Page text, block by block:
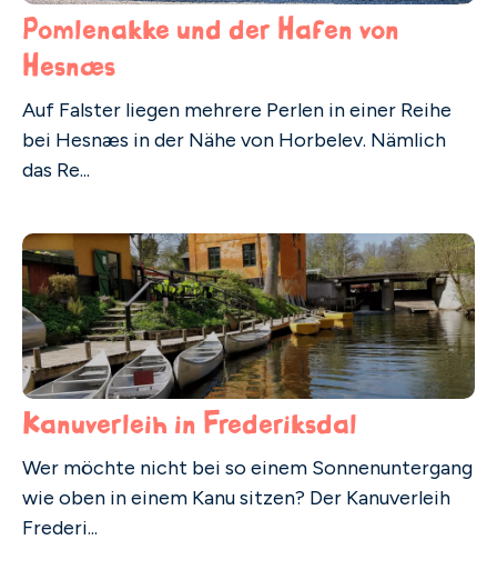
Pomlenakke und der Hafen von
Hesnæs
Auf Falster liegen mehrere Perlen in einer Reihe
bei Hesnæs in der Nähe von Horbelev. Nämlich
das Re...
Kanuverleih in Frederiksdal
Wer möchte nicht bei so einem Sonnenuntergang
wie oben in einem Kanu sitzen? Der Kanuverleih
Frederi...